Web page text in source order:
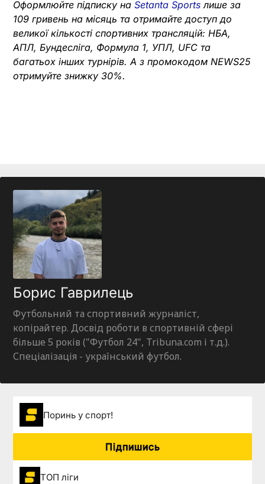
Оформлюйте підписку на Setanta Sports лише за
109 гривень на місяць та отримайте доступ до
великої кількості спортивних трансляцій: НБА,
АПЛ, Бундесліга, Формула 1, УПЛ, UFC та
багатьох інших турнірів. А з промокодом NEWS25
отримуйте знижку 30%.
Борис Гаврилець
Футбольний та спортивний журналіст,
копірайтер. Досвід роботи в спортивній сфері
більше 5 років ("Футбол 24", Tribuna.com і т.д.).
Спеціалізація - український футбол.
Поринь у спорт!
Підпишись
ТОП ліги